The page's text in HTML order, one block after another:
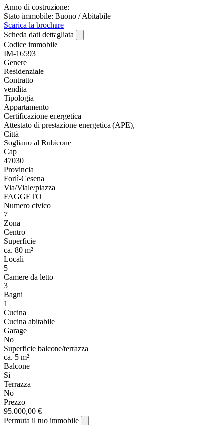
Anno di costruzione:
Stato immobile: Buono / Abitabile
Scarica la brochure
Scheda dati dettagliata
Codice immobile
IM-16593
Genere
Residenziale
Contratto
vendita
Tipologia
Appartamento
Certificazione energetica
Attestato di prestazione energetica (APE),
Città
Sogliano al Rubicone
Cap
47030
Provincia
Forlì-Cesena
Via/Viale/piazza
FAGGETO
Numero civico
7
Zona
Centro
Superficie
ca. 80 m²
Locali
5
Camere da letto
3
Bagni
1
Cucina
Cucina abitabile
Garage
No
Superficie balcone/terrazza
ca. 5 m²
Balcone
Si
Terrazza
No
Prezzo
95.000,00 €
Permuta il tuo immobile